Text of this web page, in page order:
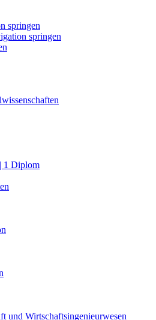
springen
springen
1 Diplom
und Wirtschaftsingenieurwesen